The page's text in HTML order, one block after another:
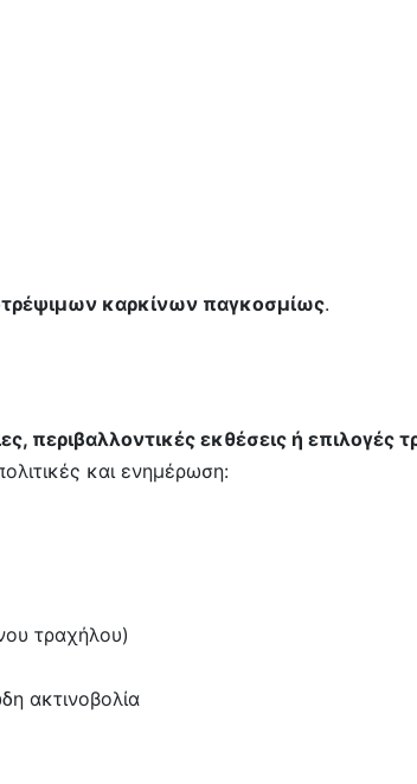
καρκίνων παγκοσμίως.
περιβαλλοντικές εκθέσεις ή επιλογές
και ενημέρωση:
τραχήλου)
ακτινοβολία